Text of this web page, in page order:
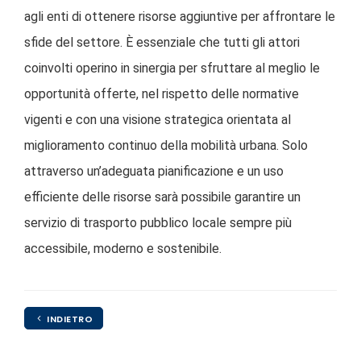
agli enti di ottenere risorse aggiuntive per affrontare le
sfide del settore. È essenziale che tutti gli attori
coinvolti operino in sinergia per sfruttare al meglio le
opportunità offerte, nel rispetto delle normative
vigenti e con una visione strategica orientata al
miglioramento continuo della mobilità urbana. Solo
attraverso un’adeguata pianificazione e un uso
efficiente delle risorse sarà possibile garantire un
servizio di trasporto pubblico locale sempre più
accessibile, moderno e sostenibile.
INDIETRO